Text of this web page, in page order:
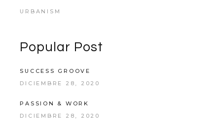
URBANISM
Popular Post
SUCCESS GROOVE
DICIEMBRE 28, 2020
PASSION & WORK
DICIEMBRE 28, 2020